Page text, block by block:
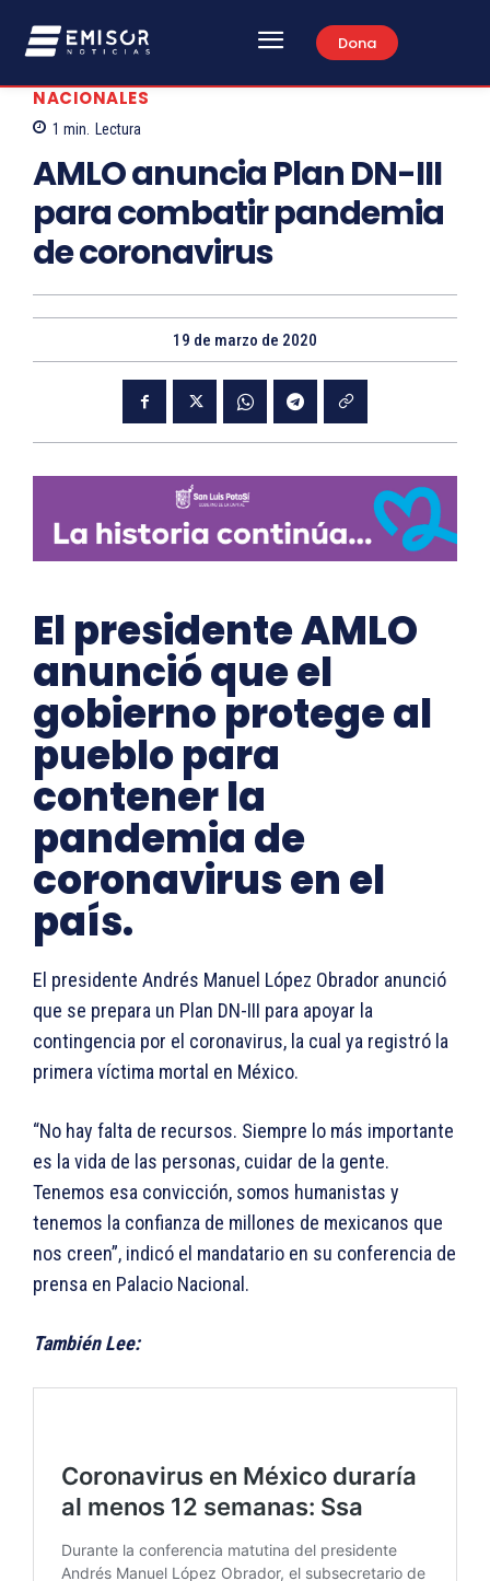
Dona
NACIONALES
1 min. Lectura
AMLO anuncia Plan DN-III
para combatir pandemia
de coronavirus
19 de marzo de 2020
El presidente AMLO
anunció que el
gobierno protege al
pueblo para
contener la
pandemia de
coronavirus en el
país.
El presidente Andrés Manuel López Obrador anunció
que se prepara un Plan DN-III para apoyar la
contingencia por el coronavirus, la cual ya registró la
primera víctima mortal en México.
“No hay falta de recursos. Siempre lo más importante
es la vida de las personas, cuidar de la gente.
Tenemos esa convicción, somos humanistas y
tenemos la confianza de millones de mexicanos que
nos creen”, indicó el mandatario en su conferencia de
prensa en Palacio Nacional.
También Lee: